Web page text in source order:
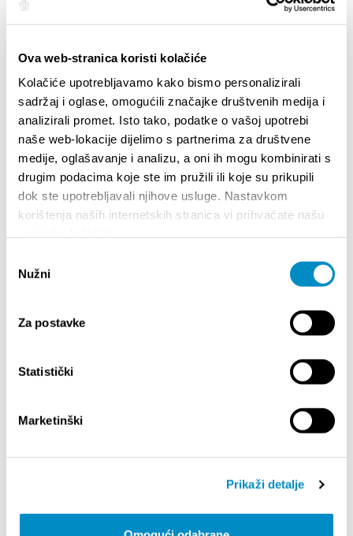
Ova web-stranica koristi kolačiće
Kolačiće upotrebljavamo kako bismo personalizirali
sadržaj i oglase, omogućili značajke društvenih medija i
analizirali promet. Isto tako, podatke o vašoj upotrebi
naše web-lokacije dijelimo s partnerima za društvene
medije, oglašavanje i analizu, a oni ih mogu kombinirati s
drugim podacima koje ste im pružili ili koje su prikupili
dok ste upotrebljavali njihove usluge. Nastavkom
korištenja naših internetskih stranica vi prihvaćate našu
pristanka
Nužni
Za postavke
Statistički
Marketinški
Prikaži detalje
INFORMACIJA – IZDAVANJE REGISTRACIJSKOG
Your